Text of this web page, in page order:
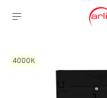
4000К